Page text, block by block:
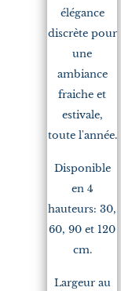
élégance
discrète pour
une
ambiance
fraiche et
estivale,
toute l'année.
Disponible
en 4
hauteurs: 30,
60, 90 et 120
cm.
Largeur au